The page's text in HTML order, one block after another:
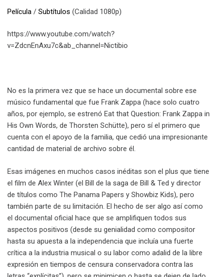
Película / Subtítulos (Calidad 1080p)
https://www.youtube.com/watch?
v=ZdcnEnAxu7c&ab_channel=Nictibio
No es la primera vez que se hace un documental sobre ese
músico fundamental que fue Frank Zappa (hace solo cuatro
años, por ejemplo, se estrenó Eat that Question: Frank Zappa in
His Own Words, de Thorsten Schütte), pero sí el primero que
cuenta con el apoyo de la familia, que cedió una impresionante
cantidad de material de archivo sobre él.
Esas imágenes en muchos casos inéditas son el plus que tiene
el film de Alex Winter (el Bill de la saga de Bill & Ted y director
de títulos como The Panama Papers y Showbiz Kids), pero
también parte de su limitación. El hecho de ser algo así como
el documental oficial hace que se amplifiquen todos sus
aspectos positivos (desde su genialidad como compositor
hasta su apuesta a la independencia que incluía una fuerte
crítica a la industria musical o su labor como adalid de la libre
expresión en tiempos de censura conservadora contra las